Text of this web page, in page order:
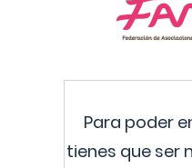
Para poder
tienes que ser